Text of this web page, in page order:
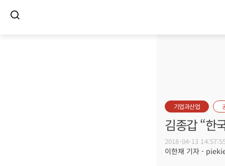
기업과산업
김종갑 “한
2018-04-13
이한재 기자 -